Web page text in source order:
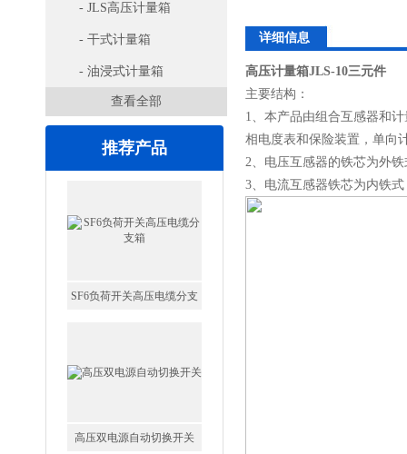
- JLS高压计量箱
- 干式计量箱
- 油浸式计量箱
查看全部
推荐产品
SF6负荷开关高压电缆分支
高压双电源自动切换开关
详细信息
高压计量箱JLS-10三元件
主要结构：
1、本产品由组合互感器和
相电度表和保险装置，单向
2、电压互感器的铁芯为外
3、电流互感器铁芯为内铁